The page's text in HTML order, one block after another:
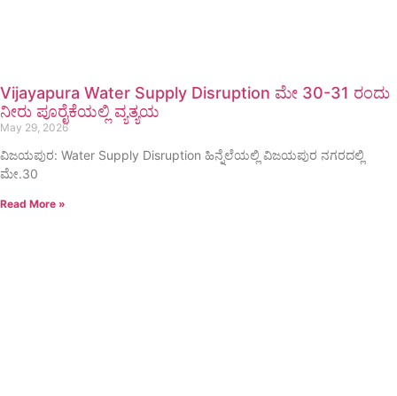
Vijayapura Water Supply Disruption ಮೇ 30-31 ರಂದು
ನೀರು ಪೂರೈಕೆಯಲ್ಲಿ ವ್ಯತ್ಯಯ
May 29, 2026
ವಿಜಯಪುರ: Water Supply Disruption ಹಿನ್ನೆಲೆಯಲ್ಲಿ ವಿಜಯಪುರ ನಗರದಲ್ಲಿ
ಮೇ.30
Read More »